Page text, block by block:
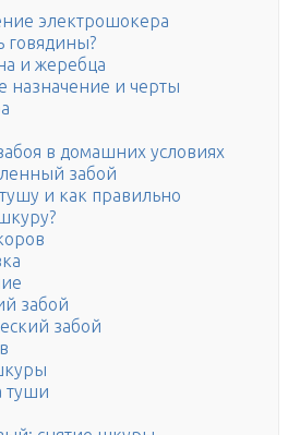
электрошокера
говядины?
и жеребца
назначение и черты
в домашних условиях
забой
и как правильно
забой
забой
туши